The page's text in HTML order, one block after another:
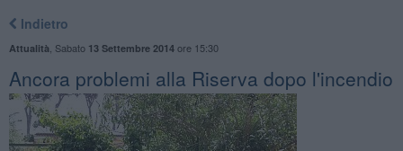
Indietro
Attualità Sabato 13 Settembre 2014ore 15:30
Ancora problemi alla Riserva dopo l'incendio